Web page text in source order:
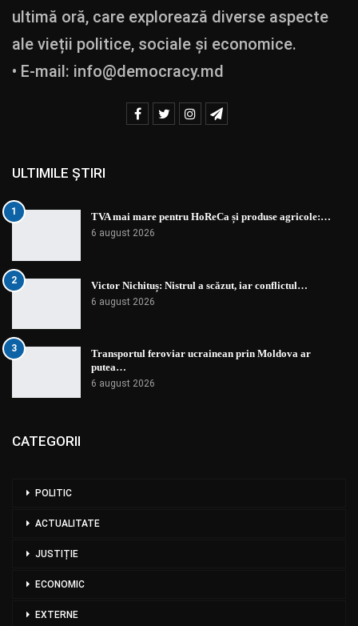
ultimă oră, care explorează diverse aspecte
ale vieții politice, sociale și economice.
• E-mail: info@democracy.md
ULTIMILE ȘTIRI
1 TVA mai mare pentru HoReCa și produse agricole:…
6 august 2026
2 Victor Nichituș: Nistrul a scăzut, iar conflictul…
6 august 2026
3
Transportul feroviar ucrainean prin Moldova ar
putea…
6 august 2026
CATEGORII
POLITIC
ACTUALITATE
JUSTIȚIE
ECONOMIC
EXTERNE